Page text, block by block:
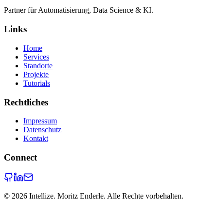
Partner für Automatisierung, Data Science & KI.
Links
Home
Services
Standorte
Projekte
Tutorials
Rechtliches
Impressum
Datenschutz
Kontakt
Connect
© 2026 Intellize. Moritz Enderle. Alle Rechte vorbehalten.